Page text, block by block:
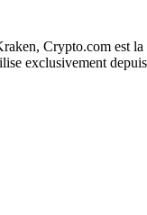
Crypto.com est la
exclusivement depuis